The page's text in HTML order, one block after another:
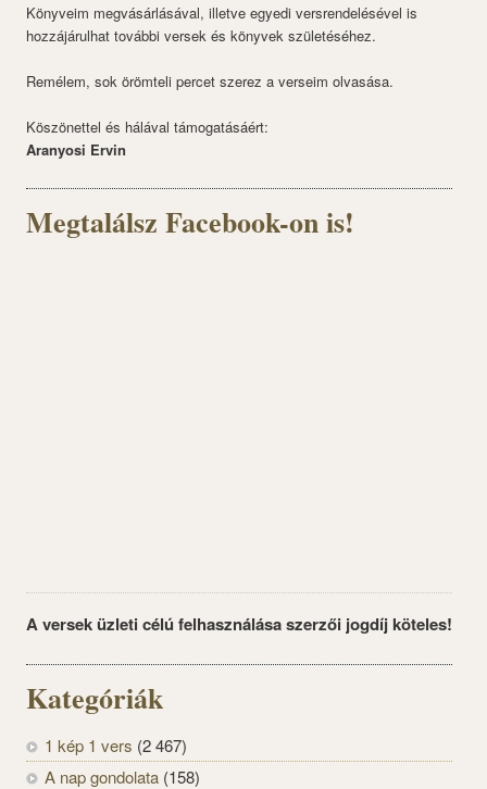
Könyveim megvásárlásával, illetve egyedi versrendelésével is
hozzájárulhat további versek és könyvek születéséhez.
Remélem, sok örömteli percet szerez a verseim olvasása.
Köszönettel és hálával támogatásáért:
Aranyosi Ervin
Megtalálsz Facebook-on is!
A versek üzleti célú felhasználása szerzői jogdíj köteles!
Kategóriák
1 kép 1 vers (2 467)
A nap gondolata (158)